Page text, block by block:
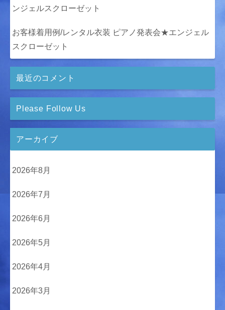
ンジェルスクローゼット
お客様着用例/レンタル衣装 ピアノ発表会★エンジェル
スクローゼット
最近のコメント
Please Follow Us
アーカイブ
2026年8月
2026年7月
2026年6月
2026年5月
2026年4月
2026年3月